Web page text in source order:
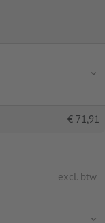
€ 71,91
excl. btw